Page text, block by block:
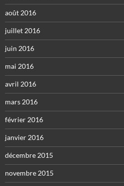
août 2016
juillet 2016
juin 2016
mai 2016
avril 2016
mars 2016
février 2016
janvier 2016
décembre 2015
novembre 2015